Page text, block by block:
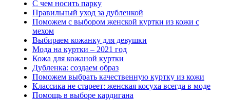
С чем носить парку
Правильный уход за дубленкой
Поможем с выбором женской куртки из кожи с
мехом
Выбираем кожанку для девушки
Мода на куртки – 2021 год
Кожа для кожаной куртки
Дубленка: создаем образ
Поможем выбрать качественную куртку из кожи
Классика не стареет: женская косуха всегда в моде
Помощь в выборе кардигана